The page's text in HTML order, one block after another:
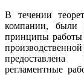
В течении
компании, были
принципы работы
регламентные